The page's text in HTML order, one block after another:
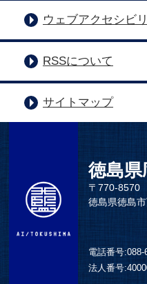
ウェブアクセシビ
RSSについて
サイトマップ
徳島県
〒770-8570
徳島県徳島
電話番号:088-
法人番号: